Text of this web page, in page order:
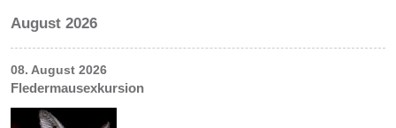
August 2026
08. August 2026
Fledermausexkursion